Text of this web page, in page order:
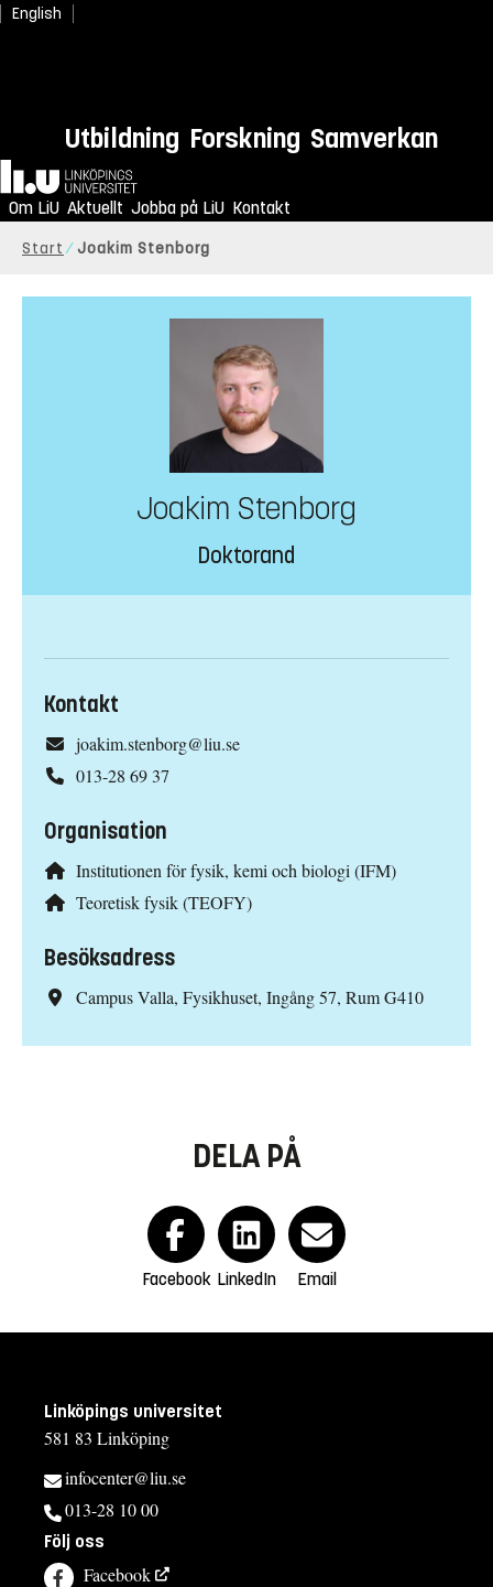
English
Utbildning Forskning Samverkan
Hem
Om LiU Aktuellt Jobba på LiU Kontakt
Start Joakim Stenborg
Joakim Stenborg
Doktorand
Kontakt
joakim.stenborg@liu.se
013-28 69 37
Organisation
Institutionen för fysik, kemi och biologi (IFM)
Teoretisk fysik (TEOFY)
Besöksadress
Campus Valla, Fysikhuset, Ingång 57, Rum G410
DELA PÅ
Facebook LinkedIn Email
Linköpings universitet
581 83 Linköping
infocenter@liu.se
013-28 10 00
Följ oss
Facebook